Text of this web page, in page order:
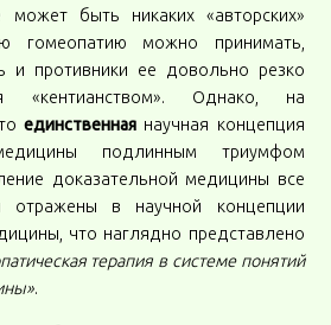
быть никаких «авторских»
гомеопатию можно принимать,
и противники ее довольно резко
«кентианством». Однако, на
единственная научная концепция
подлинным триумфом
доказательной медицины все
отражены в научной концепции
что наглядно представлено
терапия в системе понятий
.